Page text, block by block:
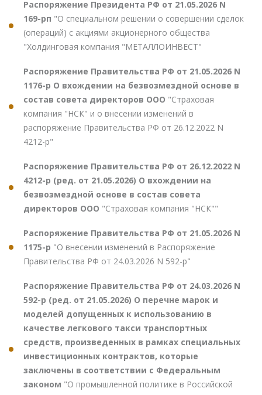
Распоряжение Президента РФ от 21.05.2026 N
169-рп "О специальном решении о совершении сделок
(операций) с акциями акционерного общества
"Холдинговая компания "МЕТАЛЛОИНВЕСТ"
Распоряжение Правительства РФ от 21.05.2026 N
1176-р О вхождении на безвозмездной основе в
состав совета директоров ООО "Страховая
компания "НСК" и о внесении изменений в
распоряжение Правительства РФ от 26.12.2022 N
4212-р"
Распоряжение Правительства РФ от 26.12.2022 N
4212-р (ред. от 21.05.2026) О вхождении на
безвозмездной основе в состав совета
директоров ООО "Страховая компания "НСК""
Распоряжение Правительства РФ от 21.05.2026 N
1175-р "О внесении изменений в Распоряжение
Правительства РФ от 24.03.2026 N 592-р"
Распоряжение Правительства РФ от 24.03.2026 N
592-р (ред. от 21.05.2026) О перечне марок и
моделей допущенных к использованию в
качестве легкового такси транспортных
средств, произведенных в рамках специальных
инвестиционных контрактов, которые
заключены в соответствии с Федеральным
законом "О промышленной политике в Российской